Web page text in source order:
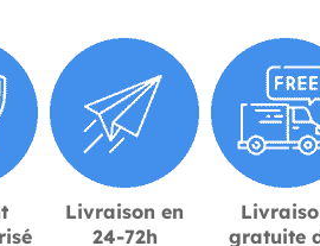
Livraison en
24-72h
gratuite